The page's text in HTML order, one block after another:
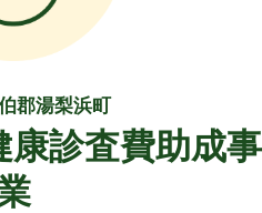
郡湯梨浜町
康診査費助成事